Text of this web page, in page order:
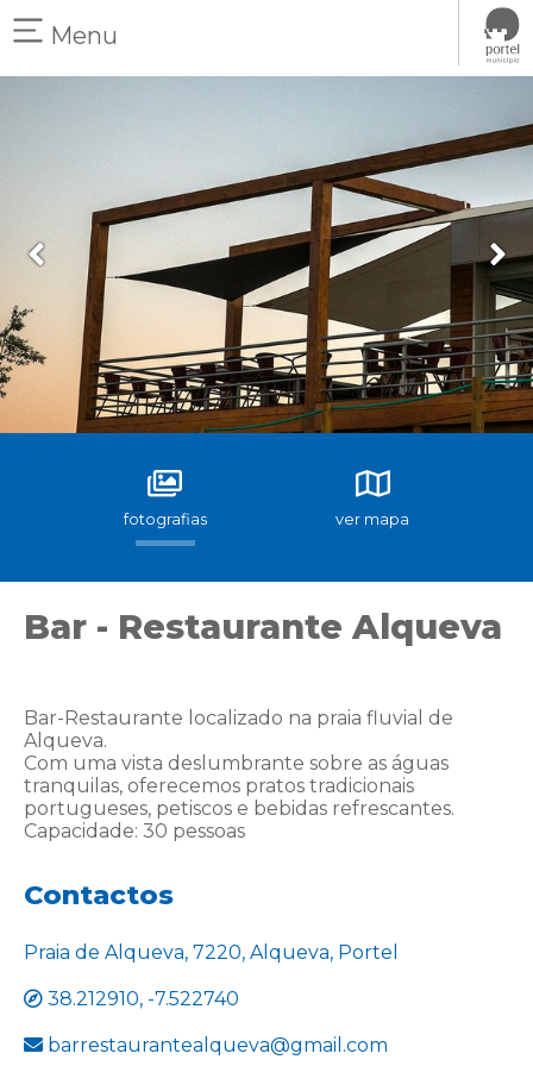
Menu
fotografias ver mapa
Bar - Restaurante Alqueva
Bar-Restaurante localizado na praia fluvial de
Alqueva.
Com uma vista deslumbrante sobre as águas
tranquilas, oferecemos pratos tradicionais
portugueses, petiscos e bebidas refrescantes.
Capacidade: 30 pessoas
Contactos
Praia de Alqueva, 7220, Alqueva, Portel
38.212910, -7.522740
barrestaurantealqueva@gmail.com